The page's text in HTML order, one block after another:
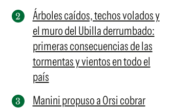
Suscribite x US$ 3,45
Árboles caídos, techos volados y
el muro del Ubilla derrumbado:
primeras consecuencias de las
tormentas y vientos en todo el
país
Manini propuso a Orsi cobrar